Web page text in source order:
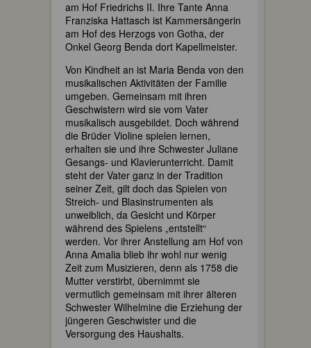
am Hof Friedrichs II. Ihre Tante Anna
Franziska Hattasch ist Kammersängerin
am Hof des Herzogs von Gotha, der
Onkel Georg Benda dort Kapellmeister.
Von Kindheit an ist Maria Benda von den
musikalischen Aktivitäten der Familie
umgeben. Gemeinsam mit ihren
Geschwistern wird sie vom Vater
musikalisch ausgebildet. Doch während
die Brüder Violine spielen lernen,
erhalten sie und ihre Schwester Juliane
Gesangs- und Klavierunterricht. Damit
steht der Vater ganz in der Tradition
seiner Zeit, gilt doch das Spielen von
Streich- und Blasinstrumenten als
unweiblich, da Gesicht und Körper
während des Spielens „entstellt“
werden. Vor ihrer Anstellung am Hof von
Anna Amalia blieb ihr wohl nur wenig
Zeit zum Musizieren, denn als 1758 die
Mutter verstirbt, übernimmt sie
vermutlich gemeinsam mit ihrer älteren
Schwester Wilhelmine die Erziehung der
jüngeren Geschwister und die
Versorgung des Haushalts.